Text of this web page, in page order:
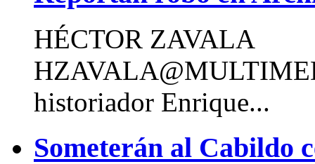
HÉCTOR ZAVALA
historiador Enrique...
Someterán al Cabildo